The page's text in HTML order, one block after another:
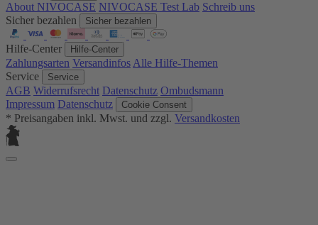
About NIVOCASE NIVOCASE Test Lab Schreib uns
Sicher bezahlen
Sicher bezahlen
Hilfe-Center Hilfe-Center
Zahlungsarten Versandinfos Alle Hilfe-Themen
Service
Service
AGB Widerrufsrecht Datenschutz Ombudsmann
Impressum Datenschutz Cookie Consent
* Preisangaben inkl. Mwst. und zzgl. Versandkosten